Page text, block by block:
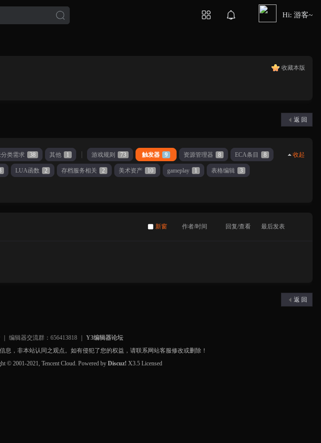
Hi: 游客~
收藏本版
返 回
收起
类需求 38 其他 1 游戏规则 73 触发器 9 资源管理器 8 ECA条目 8
LUA函数 2 存档服务相关 2 美术资产 10 gameplay 1 表格编辑 3
新窗 作者/时间 回复/查看 最后发表
返 回
编辑器交流群：656413818
Y3编辑器论坛
息，非本站认同之观点。如有侵犯了您的权益，请联系网站客服修改或删除！
© 2001-2021, Tencent Cloud. Powered byDiscuz! X3.5 Licensed